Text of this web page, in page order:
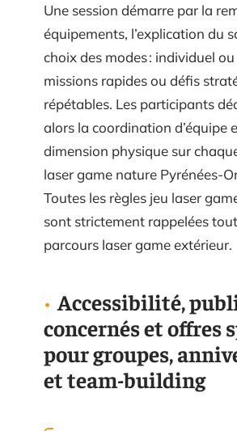
Une session démarre par la
équipements, l’explication du
choix des modes : individuel
missions rapides ou défis
répétables. Les participants
alors la coordination d’équipe
dimension physique sur
laser game nature Pyrénées-
Toutes les règles jeu laser
sont strictement rappelées
parcours laser game extérieur.
Accessibilité,
concernés et offres
pour groupes,
et team-building